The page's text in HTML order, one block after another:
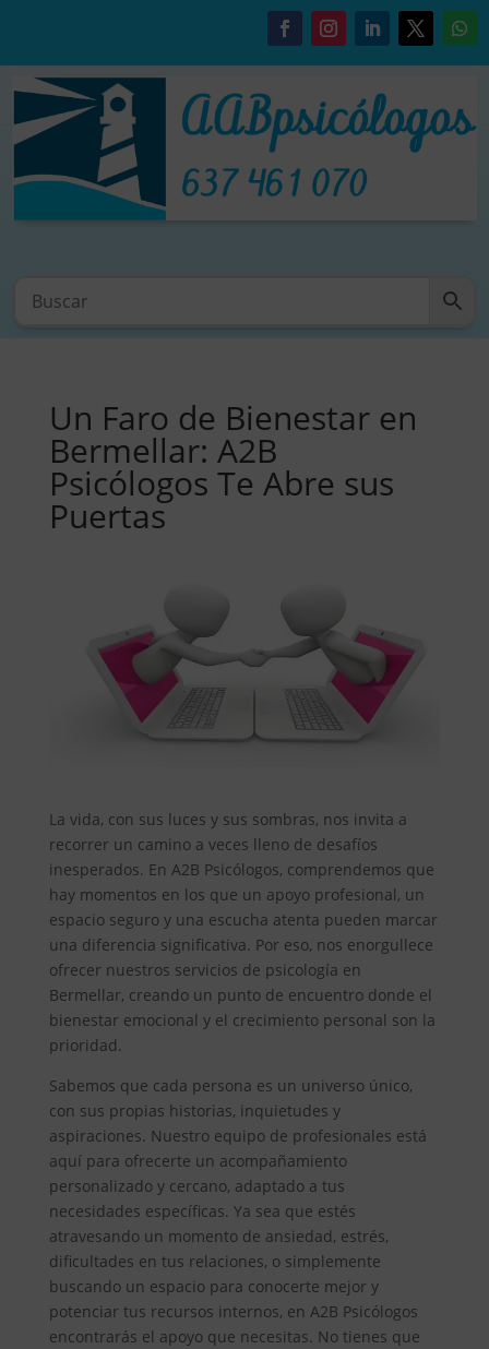
Un Faro de Bienestar en
Bermellar: A2B
Psicólogos Te Abre sus
Puertas
La vida, con sus luces y sus sombras, nos invita a
recorrer un camino a veces lleno de desafíos
inesperados. En A2B Psicólogos, comprendemos que
hay momentos en los que un apoyo profesional, un
espacio seguro y una escucha atenta pueden marcar
una diferencia significativa. Por eso, nos enorgullece
ofrecer nuestros servicios de psicología en
Bermellar, creando un punto de encuentro donde el
bienestar emocional y el crecimiento personal son la
prioridad.
Sabemos que cada persona es un universo único,
con sus propias historias, inquietudes y
aspiraciones. Nuestro equipo de profesionales está
aquí para ofrecerte un acompañamiento
personalizado y cercano, adaptado a tus
necesidades específicas. Ya sea que estés
atravesando un momento de ansiedad, estrés,
dificultades en tus relaciones, o simplemente
buscando un espacio para conocerte mejor y
potenciar tus recursos internos, en A2B Psicólogos
encontrarás el apoyo que necesitas. No tienes que